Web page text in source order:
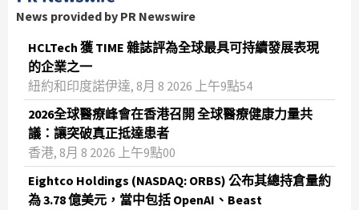
News provided by PR Newswire
HCLTech 獲 TIME 雜誌評為全球最具可持續發展表現
的企業之一
紐約和印度諾伊達, 8月 8 2026 上午9點54
2026全球醫療峰會在香港召開 全球醫療健康力量共
議：讓突破真正抵達患者
香港, 8月 8 2026 上午9點00
Eightco Holdings (NASDAQ: ORBS) 公布其總持倉量約
為 3.78 億美元，當中包括 OpenAI、Beast